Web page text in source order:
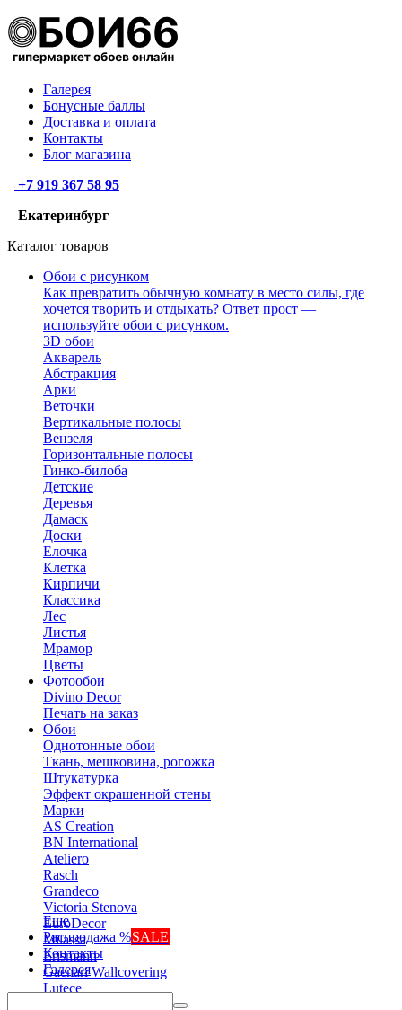
Галерея
Бонусные баллы
Доставка и оплата
Контакты
Блог магазина
+7 919 367 58 95
Екатеринбург
Каталог товаров
Обои с рисунком
Как превратить обычную комнату в место силы, где
хочется творить и отдыхать? Ответ прост —
используйте обои с рисунком.
3D обои
Акварель
Абстракция
Арки
Веточки
Вертикальные полосы
Вензеля
Горизонтальные полосы
Гинко-билоба
Детские
Деревья
Дамаск
Доски
Елочка
Клетка
Кирпичи
Классика
Лес
Листья
Мрамор
Цветы
Фотообои
Divino Decor
Печать на заказ
Обои
Однотонные обои
Ткань, мешковина, рогожка
Штукатурка
Эффект окрашенной стены
Марки
AS Creation
BN International
Ateliero
Rasch
Grandeco
Victoria Stenova
EuroDecor
Milassa
Erismann
Gaenari Wallcovering
Lutece
Еще
Распродажа %SALE
Контакты
Галерея